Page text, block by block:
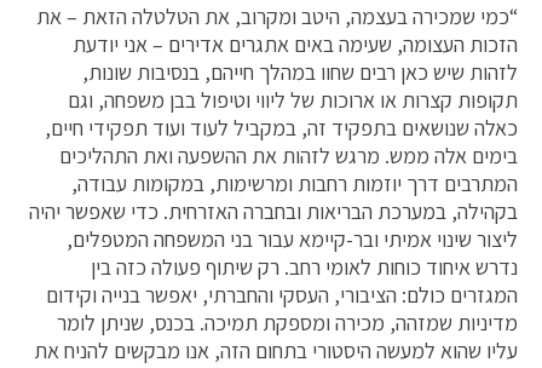
“כמי שמכירה בעצמה, היטב ומקרוב, את הטלטלה הזאת – את
הזכות העצומה, שעימה באים אתגרים אדירים – אני יודעת
לזהות שיש כאן רבים שחוו במהלך חייהם, בנסיבות שונות,
תקופות קצרות או ארוכות של ליווי וטיפול בבן משפחה, וגם
כאלה שנושאים בתפקיד זה, במקביל לעוד ועוד תפקידי חיים,
בימים אלה ממש. מרגש לזהות את ההשפעה ואת התהליכים
המתרבים דרך יוזמות רחבות ומרשימות, במקומות עבודה,
בקהילה, במערכת הבריאות ובחברה האזרחית. כדי שאפשר יהיה
ליצור שינוי אמיתי ובר-קיימא עבור בני המשפחה המטפלים,
נדרש איחוד כוחות לאומי רחב. רק שיתוף פעולה כזה בין
המגזרים כולם: הציבורי, העסקי והחברתי, יאפשר בנייה וקידום
מדיניות שמזהה, מכירה ומספקת תמיכה. בכנס, שניתן לומר
עליו שהוא למעשה היסטורי בתחום הזה, אנו מבקשים להניח את